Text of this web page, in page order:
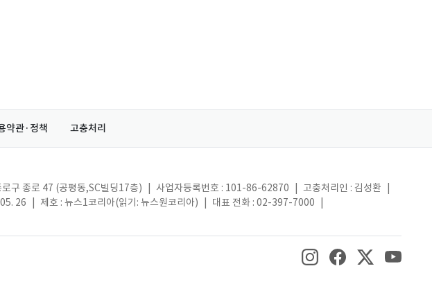
약관·정책 고충처리
로구 종로 47 (공평동,SC빌딩17층) 사업자등록번호 : 101-86-62870 고충처리인 : 김성환
26 제호 : 뉴스1코리아(읽기: 뉴스원코리아) 대표 전화 : 02-397-7000